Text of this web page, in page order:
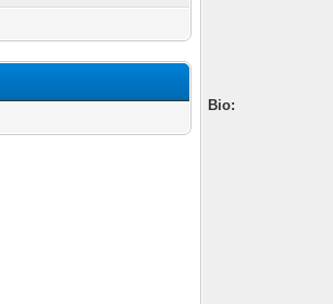
Bio: